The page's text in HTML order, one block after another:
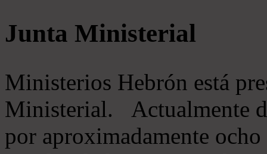
Junta Ministerial
Ministerios Hebrón está
Ministerial. Actualmente
por aproximadamente